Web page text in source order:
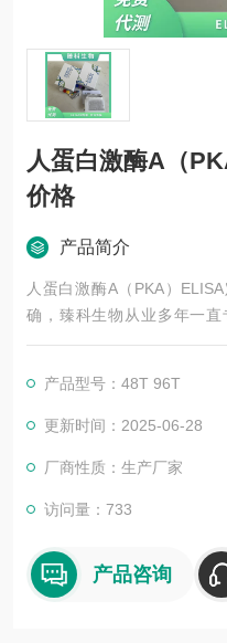
人蛋白激酶A（
价格
产品简介
人蛋白激酶A（PKA）
确，臻科生物从业多年一直
展，以其优质的产品质量与
的合作关系，共同努力合作共
产品型号：48T 96T
更新时间：2025-06-28
厂商性质：生产厂家
访问量：733
产品咨询